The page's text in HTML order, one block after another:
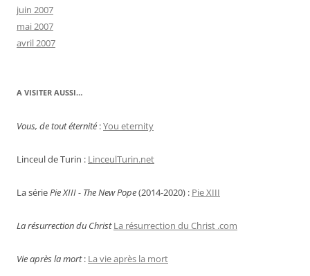
juin 2007
mai 2007
avril 2007
A VISITER AUSSI…
Vous, de tout éternité :You eternity
Linceul de Turin : LinceulTurin.net
La sériePie XIII - The New Pope(2014-2020) : Pie XIII
La résurrection du Christ La résurrection du Christ .com
Vie après la mort: La vie après la mort